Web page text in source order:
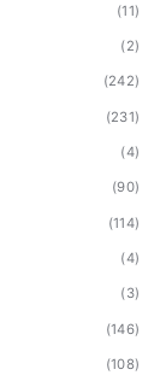
(11)
(2)
(242)
(231)
(4)
(90)
(114)
(4)
(3)
(146)
(108)